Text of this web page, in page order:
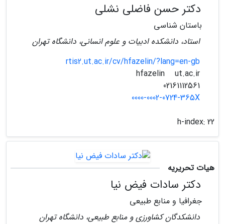
دکتر حسن فاضلی نشلی
باستان شناسی
استاد، دانشکده ادبیات و علوم انسانی، دانشگاه تهران
rtis2.ut.ac.ir/cv/hfazelin/?lang=en-gb
ut.ac.ir
0000-0002-0724-365X
h-index: 22
هیات تحریریه
دکتر سادات فیض نیا
جغرافیا و منابع طبیعی
دانشکدگان کشاورزی و منابع طبیعی، دانشگاه تهران